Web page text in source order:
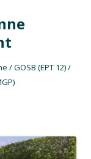
/ GOSB (EPT 12) /